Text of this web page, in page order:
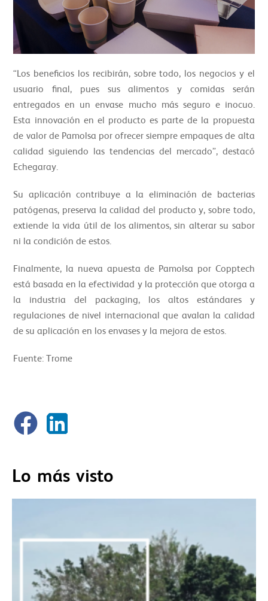
“Los beneficios los recibirán, sobre todo, los negocios y el
usuario final, pues sus alimentos y comidas serán
entregados en un envase mucho más seguro e inocuo.
Esta innovación en el producto es parte de la propuesta
de valor de Pamolsa por ofrecer siempre empaques de alta
calidad siguiendo las tendencias del mercado”, destacó
Echegaray.
Su aplicación contribuye a la eliminación de bacterias
patógenas, preserva la calidad del producto y, sobre todo,
extiende la vida útil de los alimentos, sin alterar su sabor
ni la condición de estos.
Finalmente, la nueva apuesta de Pamolsa por Copptech
está basada en la efectividad y la protección que otorga a
la industria del packaging, los altos estándares y
regulaciones de nivel internacional que avalan la calidad
de su aplicación en los envases y la mejora de estos.
Fuente: Trome
Lo más visto